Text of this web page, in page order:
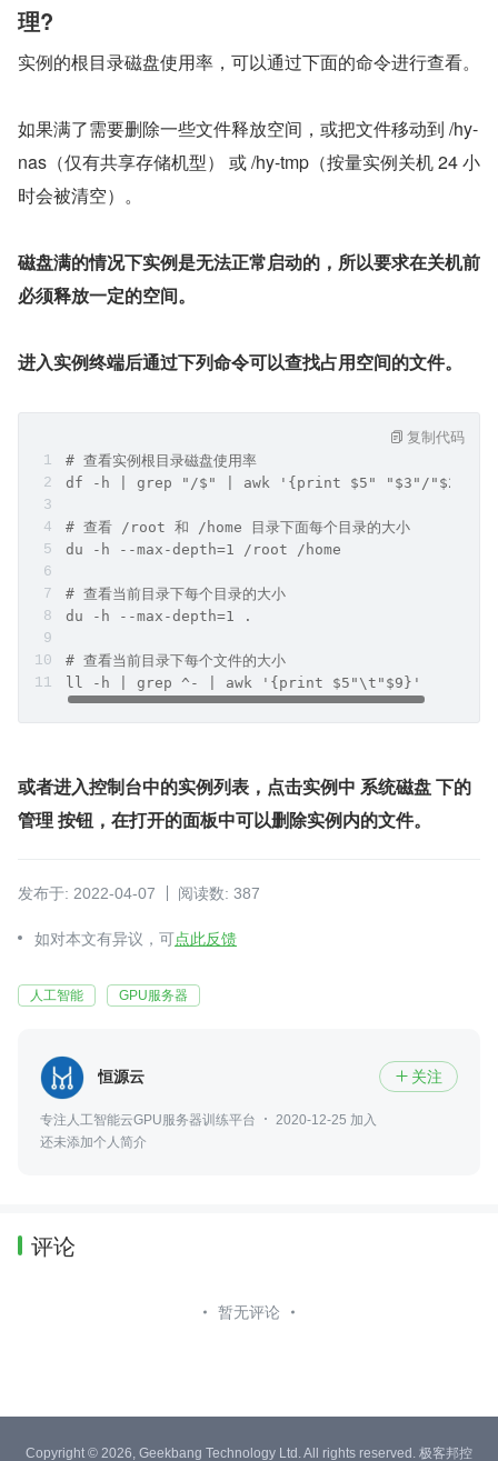
理?
实例的根目录磁盘使用率，可以通过下面的命令进行查看。
如果满了需要删除一些文件释放空间，或把文件移动到 /hy-
nas（仅有共享存储机型） 或 /hy-tmp（按量实例关机 24 小
时会被清空）。
磁盘满的情况下实例是无法正常启动的，所以要求在关机前
必须释放一定的空间。
进入实例终端后通过下列命令可以查找占用空间的文件。
# 查看实例根目录磁盘使用率
df -h | grep "/$" | awk '{print $5" "$3"/"$2}'
# 查看 /root 和 /home 目录下面每个目录的大小
du -h --max-depth=1 /root /home
# 查看当前目录下每个目录的大小
du -h --max-depth=1 .
# 查看当前目录下每个文件的大小
ll -h | grep ^- | awk '{print $5"\t"$9}'
复制代码
或者进入控制台中的实例列表，点击实例中 系统磁盘 下的
管理 按钮，在打开的面板中可以删除实例内的文件。
发布于: 2022-04-07 阅读数: 387
如对本文有异议，可点此反馈
人工智能 GPU服务器
恒源云  关注
专注人工智能云GPU服务器训练平台
2020-12-25 加入
还未添加个人简介
评论
暂无评论
Copyright © 2026, Geekbang Technology Ltd. All rights reserved. 极客邦控